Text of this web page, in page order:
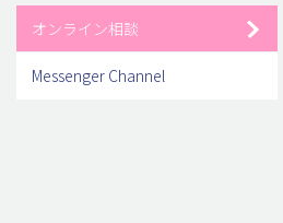
オンライン相談
Messenger Channel